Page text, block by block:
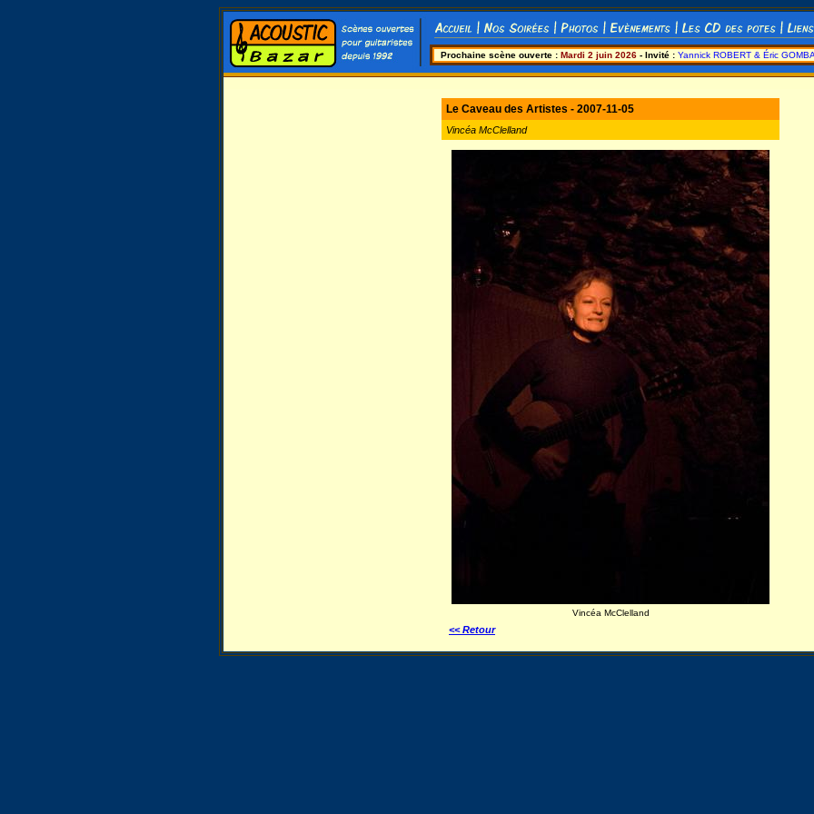
Prochaine scène ouverte : Mardi 2 juin 2026 - Invité : Yannick ROBERT & Éric
Le Caveau des Artistes - 2007-11-05
Vincéa McClelland
Vincéa McClelland
<< Retour